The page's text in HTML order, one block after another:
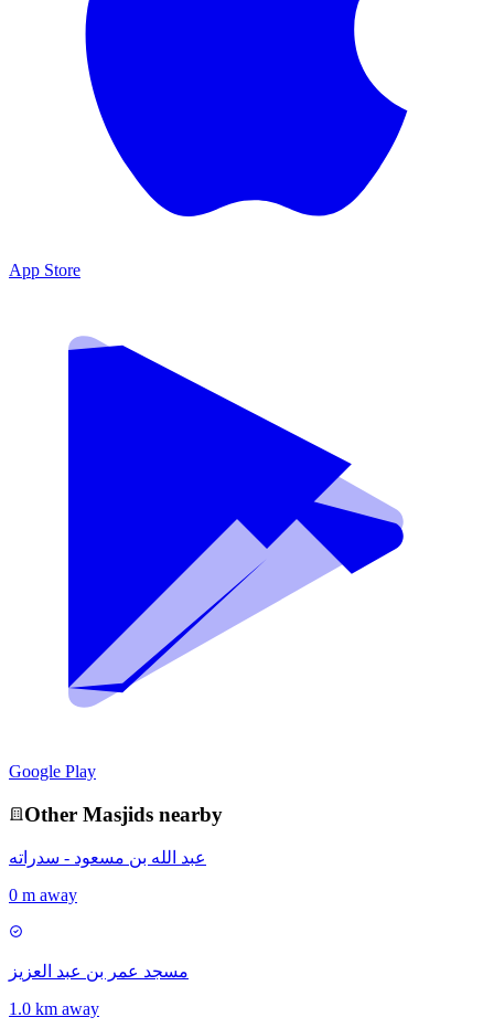
App Store
Google Play
Other Masjids nearby
عبد الله بن مسعود - سدراته
0 m away
مسجد عمر بن عبد العزيز
1.0 km away